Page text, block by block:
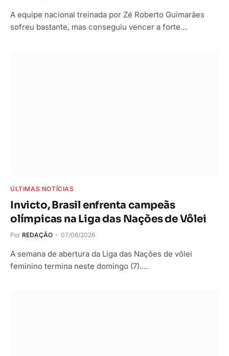
A equipe nacional treinada por Zé Roberto Guimarães
sofreu bastante, mas conseguiu vencer a forte…
ÚLTIMAS NOTÍCIAS
Invicto, Brasil enfrenta campeãs
olímpicas na Liga das Nações de Vôlei
Por REDAÇÃO 07/06/2026
A semana de abertura da Liga das Nações de vôlei
feminino termina neste domingo (7).…